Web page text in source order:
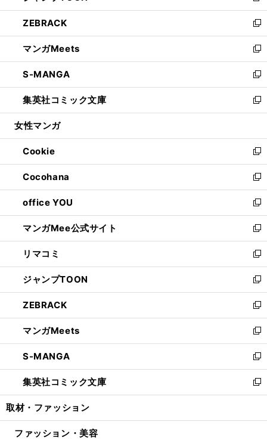
開
く
ウ
で
開
く
ン
ド
ウ
で
開
く
ウ
ィ
ン
ド
ウ
で
開
く
し
い
ウ
ィ
ン
ド
ウ
で
開
ZEBRACK
新
し
い
ウ
ィ
ン
ド
ウ
開
く
マンガMeets
新
し
い
ウ
ィ
ン
ウ
で
開
く
S-MANGA
新
し
い
ウ
ン
ド
ウ
で
開
く
集英社コミック文庫
新
し
ウ
ィ
ン
ド
ウ
で
開
く
女性マンガ
Cookie
新
し
い
ウ
ィ
ン
ド
ウ
で
開
く
Cocohana
新
し
い
ウ
ィ
ン
ド
ウ
で
開
く
office YOU
新
し
い
ウ
ィ
ン
ド
ウ
で
開
く
マンガMee公式サイト
新
し
い
ウ
ィ
ン
ド
ウ
で
開
く
リマコミ
新
し
い
ウ
ィ
ン
ド
ウ
で
開
く
ジャンプTOON
新
し
い
ウ
ィ
ン
ド
ウ
で
開
ZEBRACK
新
し
い
ウ
ィ
ン
ド
ウ
開
マンガMeets
新
し
い
ウ
ィ
ン
ウ
S-MANGA
新
し
い
ウ
ン
集英社コミック文庫
新
し
ウ
取材・ファッション
ファッション・美容